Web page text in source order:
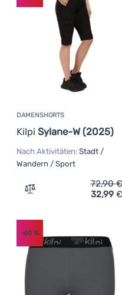
DAMENSHORTS
Kilpi Sylane-W (2025)
Nach Aktivitäten: Stadt /
Wandern / Sport
Zum Vergleich
72,90€
32,99 €
-60 %